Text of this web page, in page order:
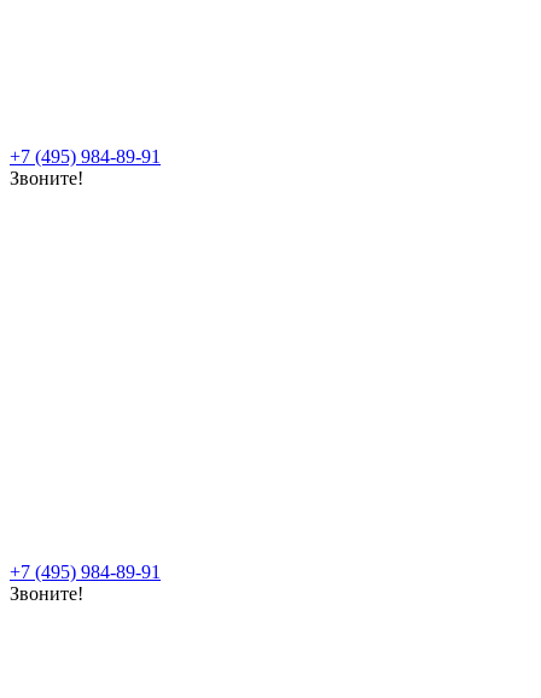
+7 (495) 984-89-91
Звоните!
+7 (495) 984-89-91
Звоните!